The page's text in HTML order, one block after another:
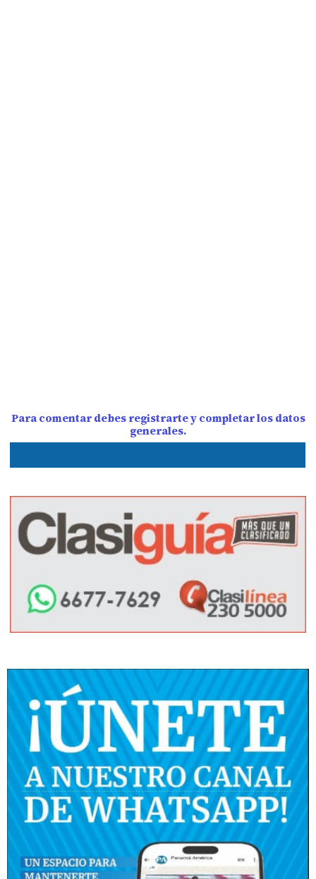
Para comentar debes registrarte y completar los datos
generales.